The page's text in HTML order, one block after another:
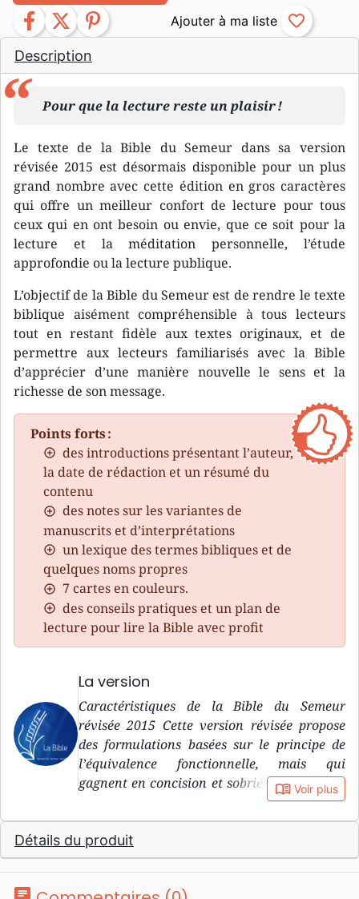
Description
Pour que la lecture reste un plaisir !
Le texte de la Bible du Semeur dans sa version
révisée 2015 est désormais disponible pour un plus
grand nombre avec cette édition en gros caractères
qui offre un meilleur confort de lecture pour tous
ceux qui en ont besoin ou envie, que ce soit pour la
lecture et la méditation personnelle, l’étude
approfondie ou la lecture publique.
L’objectif de la Bible du Semeur est de rendre le texte
biblique aisément compréhensible à tous lecteurs
tout en restant fidèle aux textes originaux, et de
permettre aux lecteurs familiarisés avec la Bible
d’apprécier d’une manière nouvelle le sens et la
richesse de son message.
Points forts :
des introductions présentant l’auteur,
la date de rédaction et un résumé du
contenu
des notes sur les variantes de
manuscrits et d’interprétations
un lexique des termes bibliques et de
quelques noms propres
7 cartes en couleurs.
des conseils pratiques et un plan de
lecture pour lire la Bible avec profit
La version
Caractéristiques de la Bible du Semeur
révisée 2015 Cette version révisée propose
des formulations basées sur le principe de
l’équivalence fonctionnelle, mais qui
gagnent en concision et sobriété. Un respect
des registres de langues : les mots qui
appartiennent, dans les langues originales,
au registre religieux ou au registre profane,
sont traduits en français par des mots qui
book_open Voir plus
Détails du produit
facebook twitter pinterest favorite_border
chat